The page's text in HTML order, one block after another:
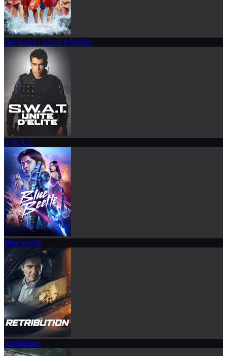
Baywatch : Alerte à Malibu
S.W.A.T.
Blue Beetle
Retribution